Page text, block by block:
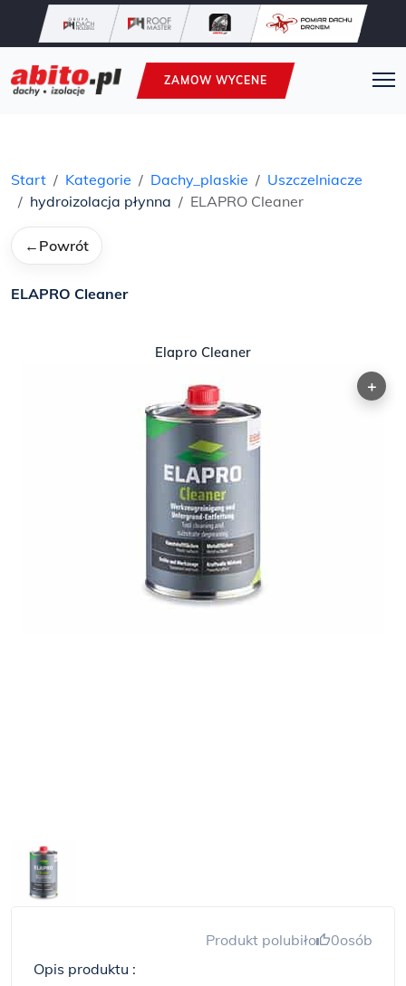
ZAMOW WYCENE
Start Kategorie Dachy_plaskie
Uszczelniacze
hydroizolacja płynna
ELAPRO Cleaner
← Powrót
ELAPRO Cleaner
Elapro Cleaner
+
Produkt polubiło 0osób
Opis produktu :